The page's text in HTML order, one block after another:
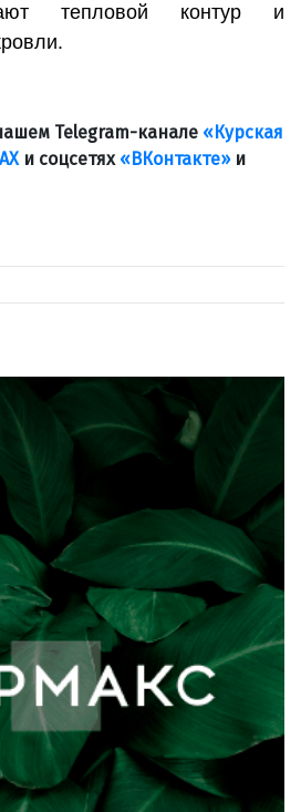
тепловой контур и
Telegram-канале «Курская
и соцсетях «ВКонтакте»и